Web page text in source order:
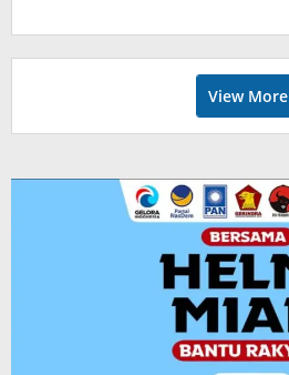
Kesejahteraan Anggota
View More